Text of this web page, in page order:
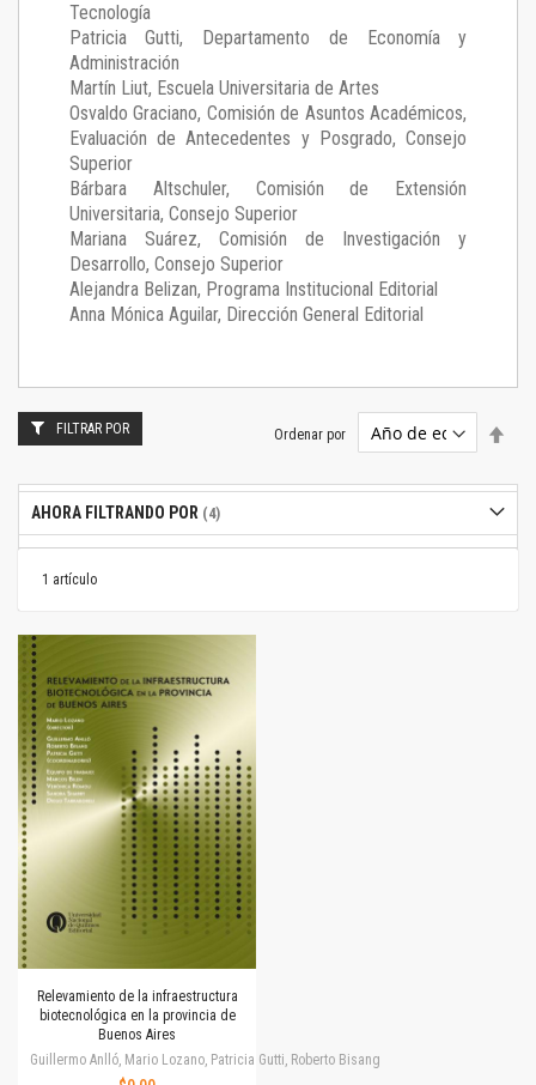
Tecnología
Patricia Gutti, Departamento de Economía y
Administración
Martín Liut, Escuela Universitaria de Artes
Osvaldo Graciano, Comisión de Asuntos Académicos,
Evaluación de Antecedentes y Posgrado, Consejo
Superior
Bárbara Altschuler, Comisión de Extensión
Universitaria, Consejo Superior
Mariana Suárez, Comisión de Investigación y
Desarrollo, Consejo Superior
Alejandra Belizan, Programa Institucional Editorial
Anna Mónica Aguilar, Dirección General Editorial
1 artículo
Ordenar por
Relevamiento de la infraestructura
biotecnológica en la provincia de
Buenos Aires
Guillermo Anlló, Mario Lozano, Patricia Gutti, Roberto Bisang
FILTRAR POR
AHORA FILTRANDO POR